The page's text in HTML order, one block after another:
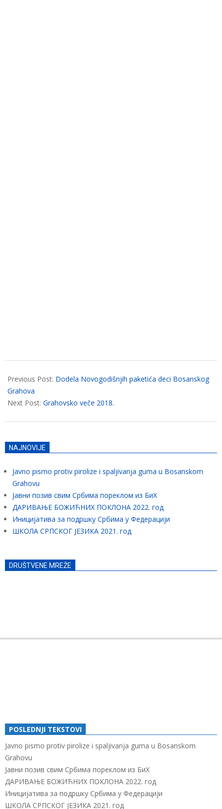
01-
27
Previous Post: Dodela Novogodišnjih paketića deci Bosanskog
Grahova
Next Post: Grahovsko veče 2018.
NAJNOVIJE
Javno pismo protiv pirolize i spaljivanja guma u Bosanskom
Grahovu
Јавни позив свим Србима пореклом из БиХ
ДАРИВАЊЕ БОЖИЋНИХ ПОКЛОНА 2022. год
Иницијатива за подршку Србима у Федерацији
ШКОЛА СРПСКОГ ЈЕЗИКА 2021. год
DRUŠTVENE MREŽE
POSLEDNJI TEKSTOVI
Javno pismo protiv pirolize i spaljivanja guma u Bosanskom
Grahovu
Јавни позив свим Србима пореклом из БиХ
ДАРИВАЊЕ БОЖИЋНИХ ПОКЛОНА 2022. год
Иницијатива за подршку Србима у Федерацији
ШКОЛА СРПСКОГ ЈЕЗИКА 2021. год